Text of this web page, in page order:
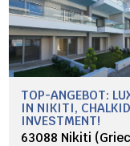
TOP-ANGEBOT:
IN NIKITI,
INVESTMENT!
63088 Nikiti